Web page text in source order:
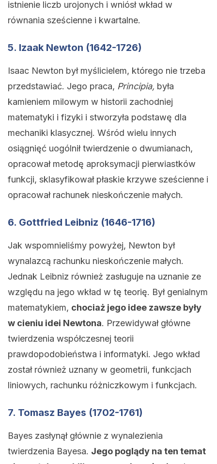
istnienie liczb urojonych i wniósł wkład w
równania sześcienne i kwartalne.
5. Izaak Newton (1642-1726)
Isaac Newton był myślicielem, którego nie trzeba
przedstawiać. Jego praca, Principia, była
kamieniem milowym w historii zachodniej
matematyki i fizyki i stworzyła podstawę dla
mechaniki klasycznej. Wśród wielu innych
osiągnięć uogólnił twierdzenie o dwumianach,
opracował metodę aproksymacji pierwiastków
funkcji, sklasyfikował płaskie krzywe sześcienne i
opracował rachunek nieskończenie małych.
6. Gottfried Leibniz (1646-1716)
Jak wspomnieliśmy powyżej, Newton był
wynalazcą rachunku nieskończenie małych.
Jednak Leibniz również zasługuje na uznanie ze
względu na jego wkład w tę teorię. Był genialnym
matematykiem, chociaż jego idee zawsze były
w cieniu idei Newtona. Przewidywał główne
twierdzenia współczesnej teorii
prawdopodobieństwa i informatyki. Jego wkład
został również uznany w geometrii, funkcjach
liniowych, rachunku różniczkowym i funkcjach.
7. Tomasz Bayes (1702-1761)
Bayes zasłynął głównie z wynalezienia
twierdzenia Bayesa. Jego poglądy na ten temat